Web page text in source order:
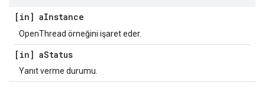
[in] aInstance
OpenThread örneğini işaret eder.
[in] aStatus
Yanıt verme durumu.